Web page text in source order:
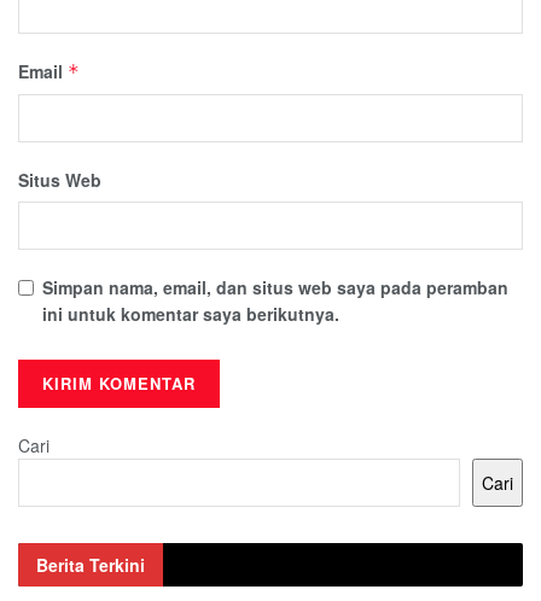
Email *
Situs Web
Simpan nama, email, dan situs web saya pada peramban
ini untuk komentar saya berikutnya.
Cari
Cari
Berita Terkini